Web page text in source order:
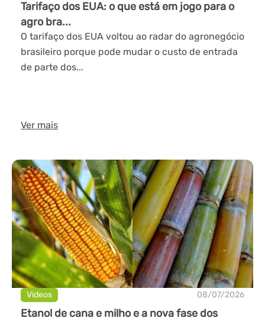
Tarifaço dos EUA: o que está em jogo para o
agro bra...
O tarifaço dos EUA voltou ao radar do agronegócio
brasileiro porque pode mudar o custo de entrada
de parte dos...
Ver mais
Videos 08/07/2026
Etanol de cana e milho e a nova fase dos